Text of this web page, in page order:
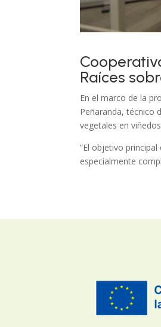
Raíces
En el marco de la
Peñaranda, técnico
vegetales en
“El objetivo
especialmente